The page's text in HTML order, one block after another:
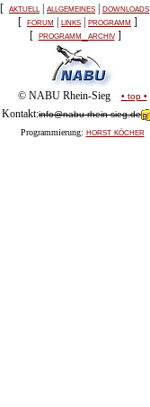
[ aktuell| allgemeines downloads
[ forum links programm ]
[ programm_archiv ]
© NABU Rhein-Sieg • top •
Kontakt:info@nabu-rhein-sieg.de
Programmierung: horst köcher